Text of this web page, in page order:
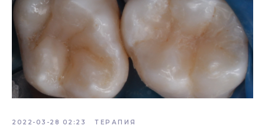
2022-03-28 02:23 ТЕРАПИЯ